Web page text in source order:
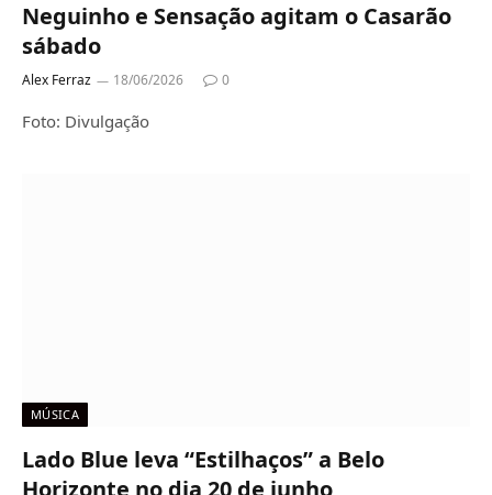
Neguinho e Sensação agitam o Casarão
sábado
Alex Ferraz 18/06/2026 0
Foto: Divulgação
MÚSICA
Lado Blue leva “Estilhaços” a Belo
Horizonte no dia 20 de junho